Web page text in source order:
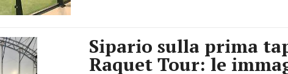
Sipario sulla prima
Raquet Tour: le